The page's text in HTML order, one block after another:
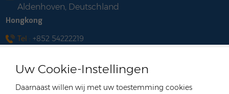
Uw Cookie-Instellingen
Daarnaast willen wij met uw toestemming cookies
Aldenhoven, Deutschland
Hongkong
Tel : +852 54222219
Kantoor & Magazijn :39 Kung-Um Road, Yuen